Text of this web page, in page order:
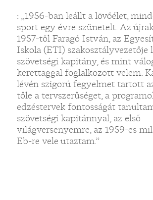
: „1956-ban leállt a lövőélet,
sport egy évre szünetelt. Az
1957-től Faragó István, az
Iskola (ETI) szakosztályvezetője
szövetségi kapitány, és mint
kerettaggal foglalkozott velem.
lévén szigorú fegyelmet tartott
tőle a tervszerűséget, a
edzéstervek fontosságát
szövetségi kapitánnyal, az első
világversenyemre, az 1959-es
Eb-re vele utaztam.”